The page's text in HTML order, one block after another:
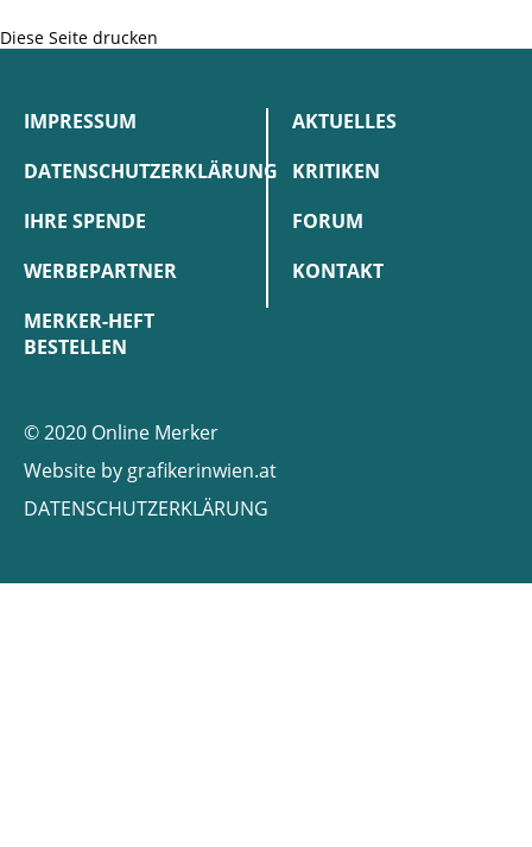
Diese Seite drucken
IMPRESSUM
DATENSCHUTZERKLÄRUNG
IHRE SPENDE
WERBEPARTNER
MERKER-HEFT
BESTELLEN
AKTUELLES
KRITIKEN
FORUM
KONTAKT
© 2020 Online Merker
Website by grafikerinwien.at
DATENSCHUTZERKLÄRUNG